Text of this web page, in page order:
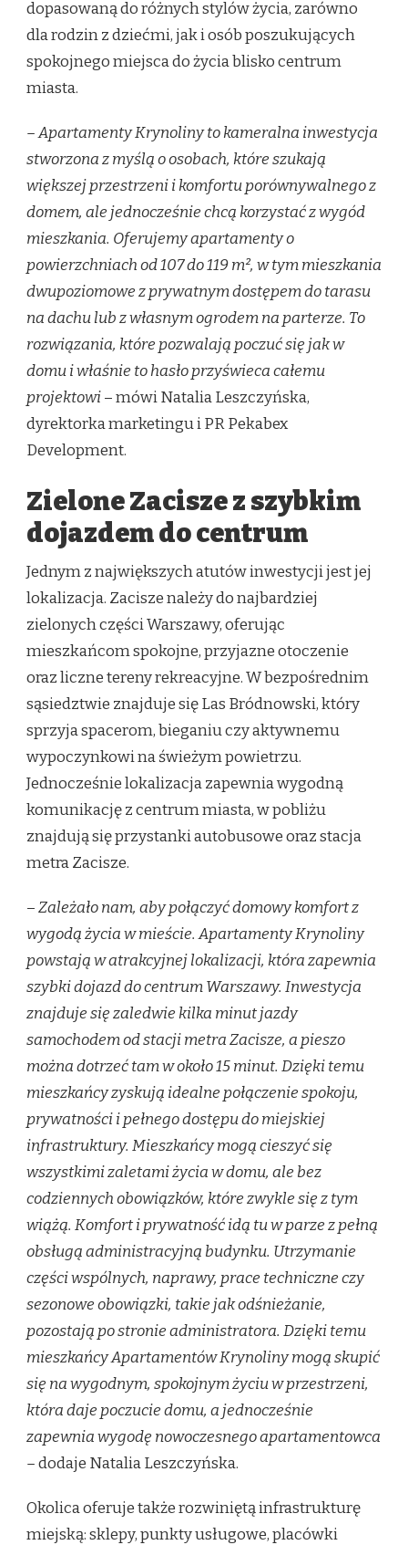
dopasowaną do różnych stylów życia, zarówno
dla rodzin z dziećmi, jak i osób poszukujących
spokojnego miejsca do życia blisko centrum
miasta.
– Apartamenty Krynoliny to kameralna inwestycja
stworzona z myślą o osobach, które szukają
większej przestrzeni i komfortu porównywalnego z
domem, ale jednocześnie chcą korzystać z wygód
mieszkania. Oferujemy apartamenty o
powierzchniach od 107 do 119 m², w tym mieszkania
dwupoziomowe z prywatnym dostępem do tarasu
na dachu lub z własnym ogrodem na parterze. To
rozwiązania, które pozwalają poczuć się jak w
domu i właśnie to hasło przyświeca całemu
projektowi– mówi Natalia Leszczyńska,
dyrektorka marketingu i PR Pekabex
Development.
Zielone Zacisze z szybkim
dojazdem do centrum
Jednym z największych atutów inwestycji jest jej
lokalizacja. Zacisze należy do najbardziej
zielonych części Warszawy, oferując
mieszkańcom spokojne, przyjazne otoczenie
oraz liczne tereny rekreacyjne. W bezpośrednim
sąsiedztwie znajduje się Las Bródnowski, który
sprzyja spacerom, bieganiu czy aktywnemu
wypoczynkowi na świeżym powietrzu.
Jednocześnie lokalizacja zapewnia wygodną
komunikację z centrum miasta, w pobliżu
znajdują się przystanki autobusowe oraz stacja
metra Zacisze.
–Zależało nam, aby połączyć domowy komfort z
wygodą życia w mieście. Apartamenty Krynoliny
powstają w atrakcyjnej lokalizacji, która zapewnia
szybki dojazd do centrum Warszawy. Inwestycja
znajduje się zaledwie kilka minut jazdy
samochodem od stacji metra Zacisze, a pieszo
można dotrzeć tam w około 15 minut. Dzięki temu
mieszkańcy zyskują idealne połączenie spokoju,
prywatności i pełnego dostępu do miejskiej
infrastruktury. Mieszkańcy mogą cieszyć się
wszystkimi zaletami życia w domu, ale bez
codziennych obowiązków, które zwykle się z tym
wiążą. Komfort i prywatność idą tu w parze z pełną
obsługą administracyjną budynku. Utrzymanie
części wspólnych, naprawy, prace techniczne czy
sezonowe obowiązki, takie jak odśnieżanie,
pozostają po stronie administratora. Dzięki temu
mieszkańcy Apartamentów Krynoliny mogą skupić
się na wygodnym, spokojnym życiu w przestrzeni,
która daje poczucie domu, a jednocześnie
zapewnia wygodę nowoczesnego apartamentowca
–dodaje Natalia Leszczyńska.
Okolica oferuje także rozwiniętą infrastrukturę
miejską: sklepy, punkty usługowe, placówki